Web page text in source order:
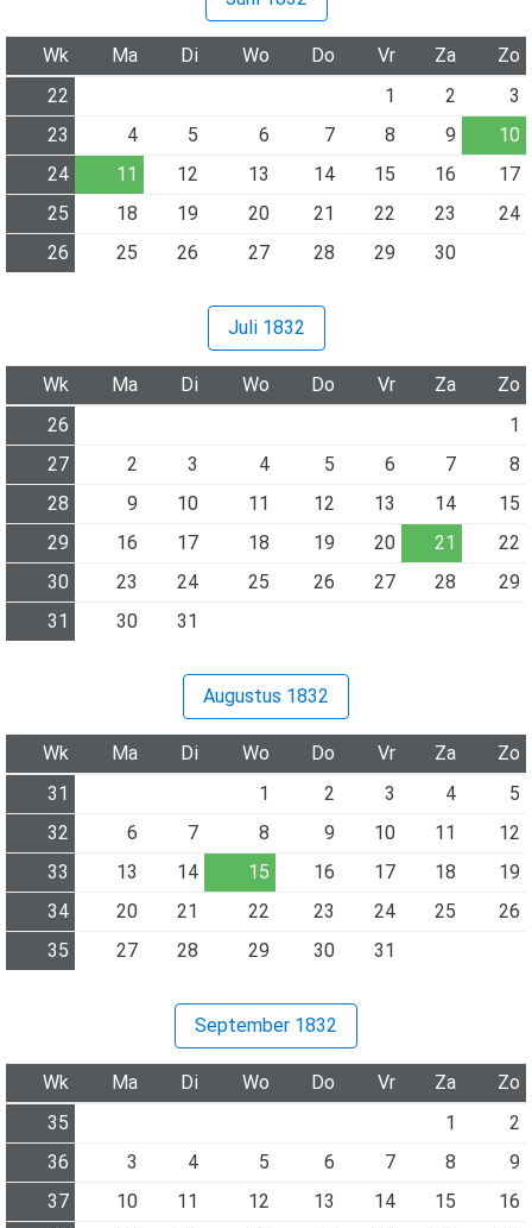
Wk Ma Di Wo Do Vr Za
Zo
22
1 2
3
23
4 5 6 7 8 9
10
24
11 12 13 14 15 16
17
25
18 19 20 21 22 23
24
26
25 26 27 28 29 30
Juli 1832
Wk Ma Di Wo Do Vr Za
Zo
26
1
27
2 3 4 5 6 7
8
28
9 10 11 12 13 14
15
29
16 17 18 19 20 21
22
30
23 24 25 26 27 28
29
31
30 31
Augustus 1832
Wk Ma Di Wo Do Vr Za
Zo
31
1 2 3 4
5
32
6 7 8 9 10 11
12
33
13 14 15 16 17 18
19
34
20 21 22 23 24 25
26
35
27 28 29 30 31
September 1832
Wk Ma Di Wo Do Vr Za
Zo
35
1
2
36
3 4 5 6 7 8
9
37
10 11 12 13 14 15
16